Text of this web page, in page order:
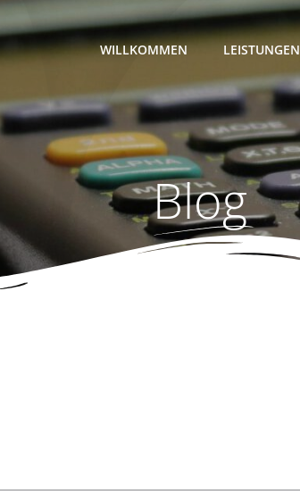
WILLKOMMEN LEISTUNGEN
Blog